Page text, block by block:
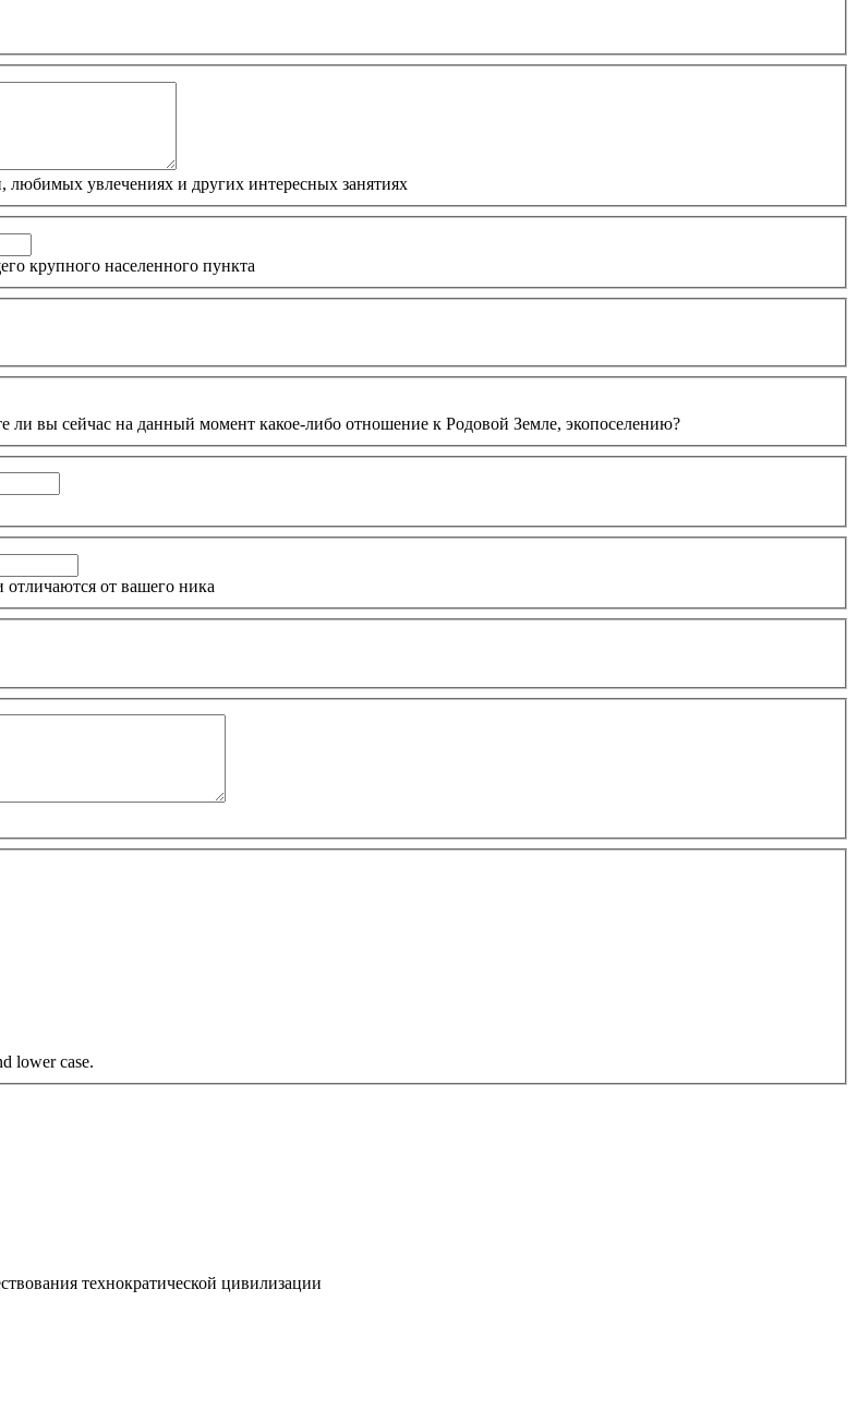
любимых увлечениях и других интересных занятиях
крупного населенного пункта
ли вы сейчас на данный момент какое-либо отношение к Родовой Земле, экопоселению?
от вашего ника
lower case.
технократической цивилизации